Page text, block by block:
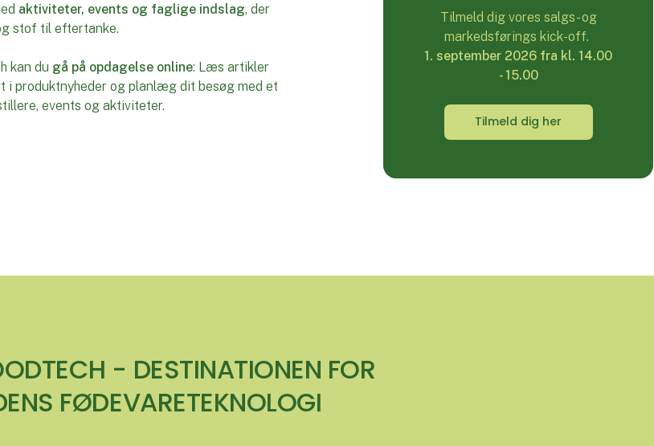
aktiviteter, events og faglige indslag, der
stof til eftertanke.
kan du gå på opdagelse online: Læs artikler
i produktnyheder og planlæg dit besøg med et
events og aktiviteter.
Tilmeld dig vores salgs- og
markedsførings kick-off.
1. september 2026 fra kl. 14.00
- 15.00
Tilmeld dig her
- DESTINATIONEN FOR
FØDEVARETEKNOLOGI